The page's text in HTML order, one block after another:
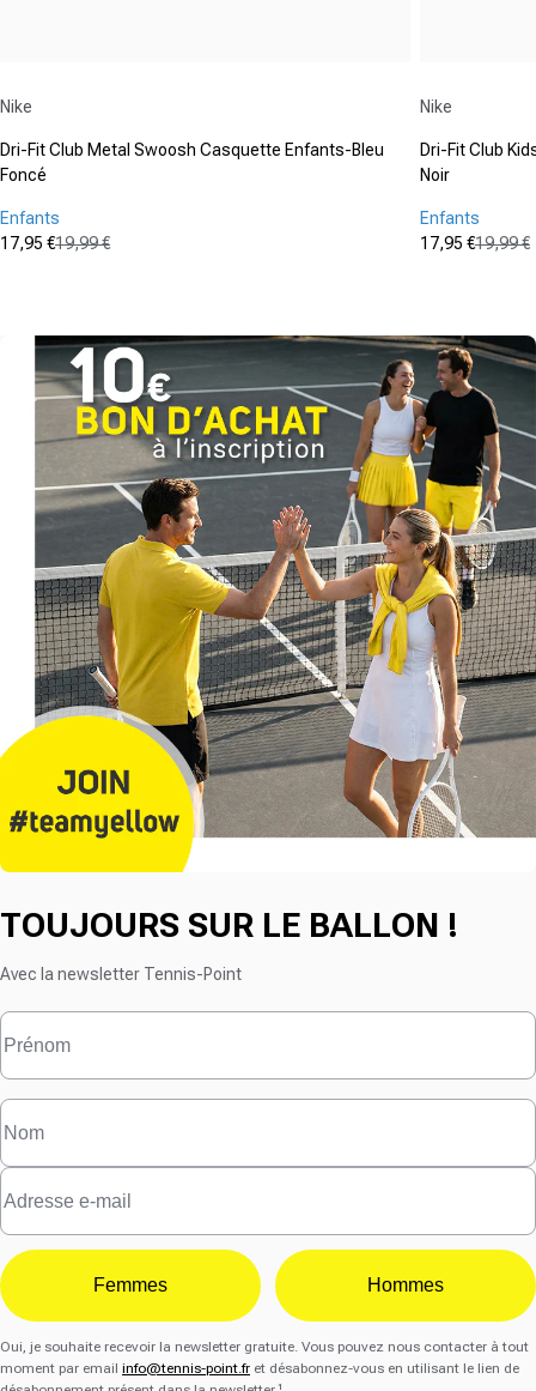
Nike
Dri-Fit Club Metal Swoosh Casquette Enfants-Bleu
Foncé
Enfants
Prix promotionnel
17,95 €
Prix normal
19,99 €
étoiles.
Nike
Dri-Fit Club
Noir
Enfants
Prix
17,95 €
Prix normal
19,99 €
5
étoiles.
TOUJOURS SUR LE BALLON !
Avec la newsletter Tennis-Point
Femmes Hommes
Oui, je souhaite recevoir la newsletter gratuite. Vous pouvez nous contacter à tout
moment par email info@tennis-point.fr et désabonnez-vous en utilisant le lien de